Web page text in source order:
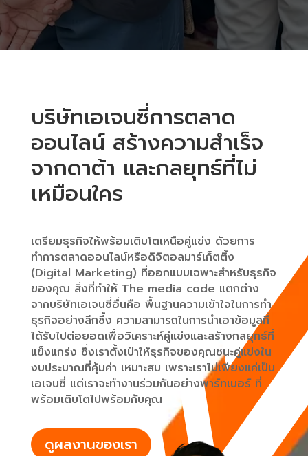
บริษัทเอเจนซี่การตลาด
ออนไลน์ สร้างความสำเร็จ
จากดาต้า และกลยุทธ์ที่ไม่
เหมือนใคร
เตรียมธุรกิจให้พร้อมเติบโตเหนือคู่แข่ง ด้วยการ
ทำการตลาดออนไลน์หรือดิจิตอลมาร์เก็ตติ้ง
(Digital Marketing) ที่ออกแบบเฉพาะสำหรับธุรกิจ
ของคุณ สิ่งที่ทำให้ The media code แตกต่าง
จากบริษัทเอเจนซี่อื่นคือ พื้นฐานความเข้าใจในการทำ
ธุรกิจอย่างลึกซึ้ง ความสามารถในการนำเอาข้อมูลที่
ได้รับไปต่อยอดเพื่อวิเคราะห์คู่แข่งและสร้างกลยุทธ์ที่
แข็งแกร่ง ซึ่งเราตั้งเป้าให้ธุรกิจของคุณชนะคู่แข่งใน
งบประมาณที่คุ้มค่า เหมาะสม เพราะเราไม่เพียงแค่เป็น
เอเจนซี่ แต่เราจะทำงานร่วมกันอย่างพาร์ทเนอร์ ที่
พร้อมเติบโตไปพร้อมกับคุณ
ดูผลงานของเรา